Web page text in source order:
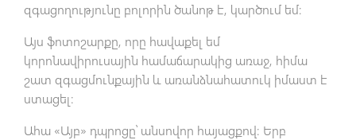
զգացողությունը բոլորին ծանոթ է, կարծում եմ։
Այս ֆոտոշարքը, որը հավաքել եմ
կորոնավիրուսային համաճարակից առաջ, հիմա
շատ զգացմունքային և առանձնահատուկ իմաստ է
ստացել։
Ահա «Այբ» դպրոցը՝ անսովոր հայացքով։ Երբ